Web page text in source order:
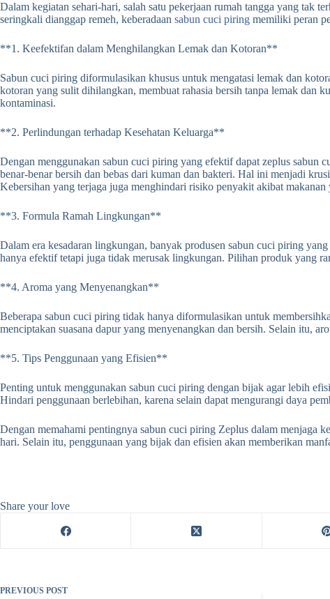
Dalam kegiatan sehari-hari, salah satu pekerjaan rumah tangga yang tak
seringkali dianggap remeh, keberadaan sabun cuci piring memiliki peran
**1. Keefektifan dalam Menghilangkan Lemak dan Kotoran**
Sabun cuci piring diformulasikan khusus untuk mengatasi lemak dan
kotoran yang sulit dihilangkan, membuat rahasia bersih tanpa lemak dan
kontaminasi.
**2. Perlindungan terhadap Kesehatan Keluarga**
Dengan menggunakan sabun cuci piring yang efektif dapat zeplus sabun
benar-benar bersih dan bebas dari kuman dan bakteri. Hal ini menjadi
Kebersihan yang terjaga juga menghindari risiko penyakit akibat makanan
**3. Formula Ramah Lingkungan**
Dalam era kesadaran lingkungan, banyak produsen sabun cuci piring
hanya efektif tetapi juga tidak merusak lingkungan. Pilihan produk yang
**4. Aroma yang Menyenangkan**
Beberapa sabun cuci piring tidak hanya diformulasikan untuk
menciptakan suasana dapur yang menyenangkan dan bersih. Selain itu,
**5. Tips Penggunaan yang Efisien**
Penting untuk menggunakan sabun cuci piring dengan bijak agar lebih
Hindari penggunaan berlebihan, karena selain dapat mengurangi daya
Dengan memahami pentingnya sabun cuci piring Zeplus dalam menjaga
hari. Selain itu, penggunaan yang bijak dan efisien akan memberikan
Share your love
PREVIOUS POST